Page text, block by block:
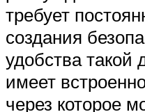
требует
создания
удобства такой
имеет
через которое